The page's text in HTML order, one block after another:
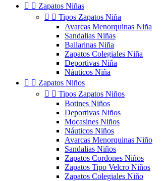
  Zapatos Niñas
  Tipos Zapatos Niña
Avarcas Menorquinas Niña
Sandalias Niñas
Bailarinas Niña
Zapatos Colegiales Niña
Deportivas Niña
Náuticos Niña
  Zapatos Niños
  Tipos Zapatos Niños
Botines Niños
Deportivas Niños
Mocasines Niños
Náuticos Niños
Avarcas Menorquinas Niño
Sandalias Niños
Zapatos Cordones Niños
Zapatos Tipo Velcro Niños
Zapatos Colegiales Niño